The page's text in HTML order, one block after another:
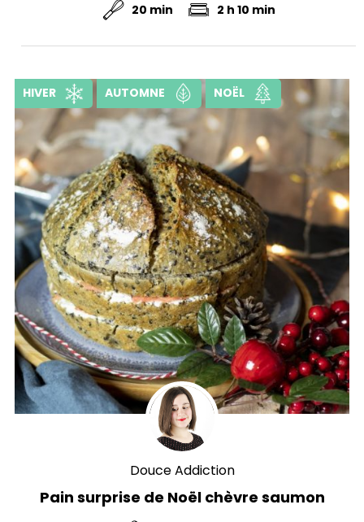
20 min 2 h 10 min
Douce Addiction
HIVER AUTOMNE NOËL
Pain surprise de Noël chèvre saumon